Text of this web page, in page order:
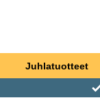
Juhlatuotteet